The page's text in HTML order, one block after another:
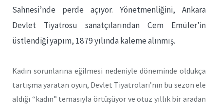
Sahnesi’nde perde açıyor. Yönetmenliğini, Ankara
Devlet Tiyatrosu sanatçılarından Cem Emüler’in
üstlendiği yapım, 1879 yılında kaleme alınmış.
Kadın sorunlarına eğilmesi nedeniyle döneminde oldukça
tartışma yaratan oyun, Devlet Tiyatroları’nın bu sezon ele
aldığı “kadın” temasıyla örtüşüyor ve otuz yıllık bir aradan